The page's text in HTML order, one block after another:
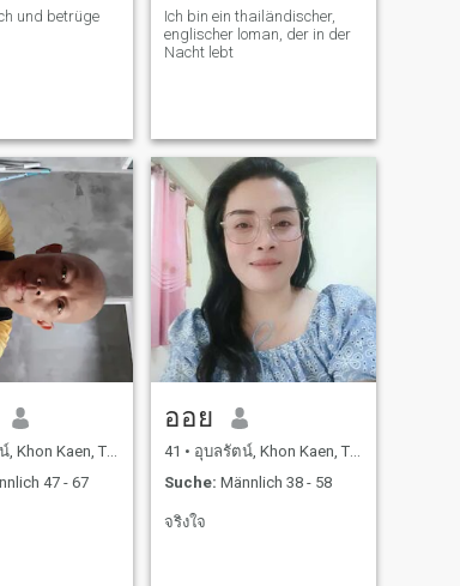
und betrüge
Ich bin ein thailändischer,
englischer loman, der in der
Nacht lebt
Kaen, Thailand
47 - 67
ออย
41 • อุบลรัตน์, Khon Kaen, Thailand
Suche: Männlich 38 - 58
จริงใจ